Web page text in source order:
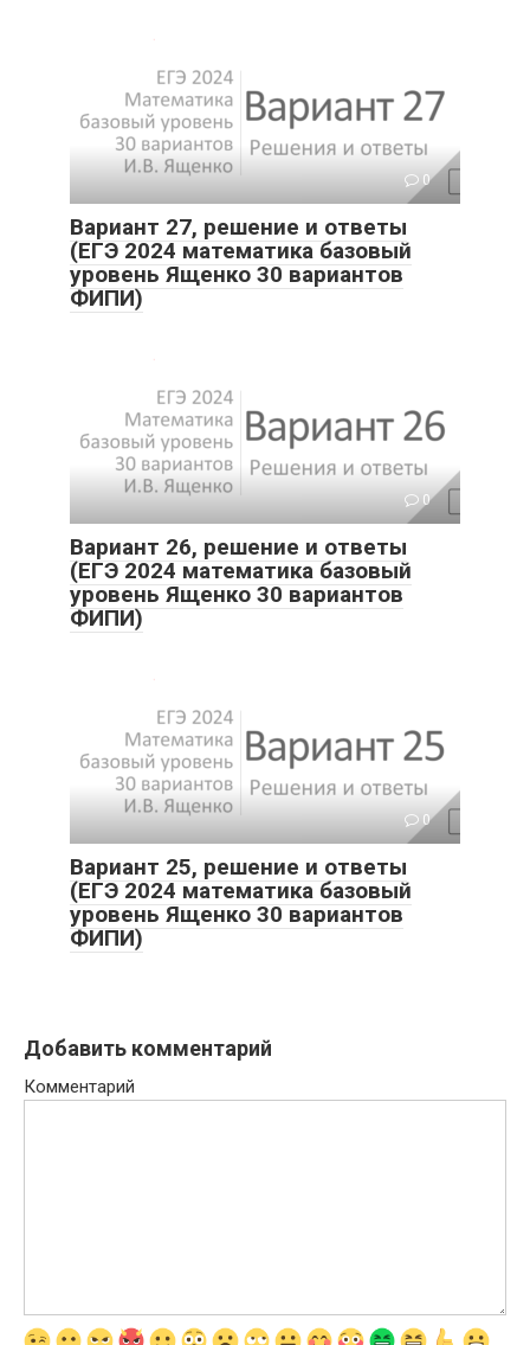
0
Вариант 27, решение и ответы
(ЕГЭ 2024 математика базовый
уровень Ященко 30 вариантов
ФИПИ)
0
Вариант 26, решение и ответы
(ЕГЭ 2024 математика базовый
уровень Ященко 30 вариантов
ФИПИ)
0
Вариант 25, решение и ответы
(ЕГЭ 2024 математика базовый
уровень Ященко 30 вариантов
ФИПИ)
Добавить комментарий
Комментарий